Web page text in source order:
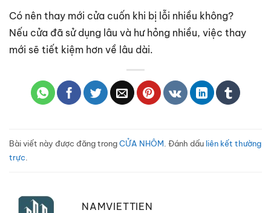
Có nên thay mới cửa cuốn khi bị lỗi nhiều không?
Nếu cửa đã sử dụng lâu và hư hỏng nhiều, việc thay
mới sẽ tiết kiệm hơn về lâu dài.
Bài viết này được đăng trongCỬA NHÔM . Đánh dấu liên kết thường
trực
NAMVIETTIEN